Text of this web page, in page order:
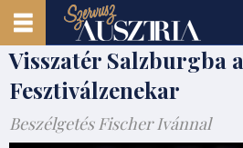
Visszatér Salzburgba a
Fesztiválzenekar
Beszélgetés Fischer Ivánnal